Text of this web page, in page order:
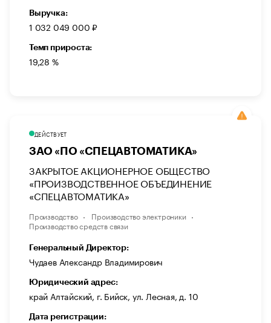
Выручка:
1 032 049 000 ₽
Темп прироста:
19,28 %
ДЕЙСТВУЕТ
ЗАО «ПО «СПЕЦАВТОМАТИКА»
ЗАКРЫТОЕ АКЦИОНЕРНОЕ ОБЩЕСТВО
«ПРОИЗВОДСТВЕННОЕ ОБЪЕДИНЕНИЕ
«СПЕЦАВТОМАТИКА»
Производство
Производство электроники
Производство средств связи
Генеральный Директор:
Чудаев Александр Владимирович
Юридический адрес:
край Алтайский, г. Бийск, ул. Лесная, д. 10
Дата регистрации: